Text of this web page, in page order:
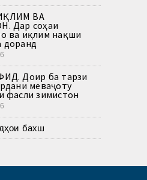
ВА
Дар соҳаи
ва иқлим нақши
доранд
Доир ба тарзи
меваҷоту
фасли зимистон
бахш